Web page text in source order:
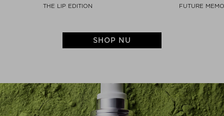
THE LIP EDITION FUTURE
SHOP NU